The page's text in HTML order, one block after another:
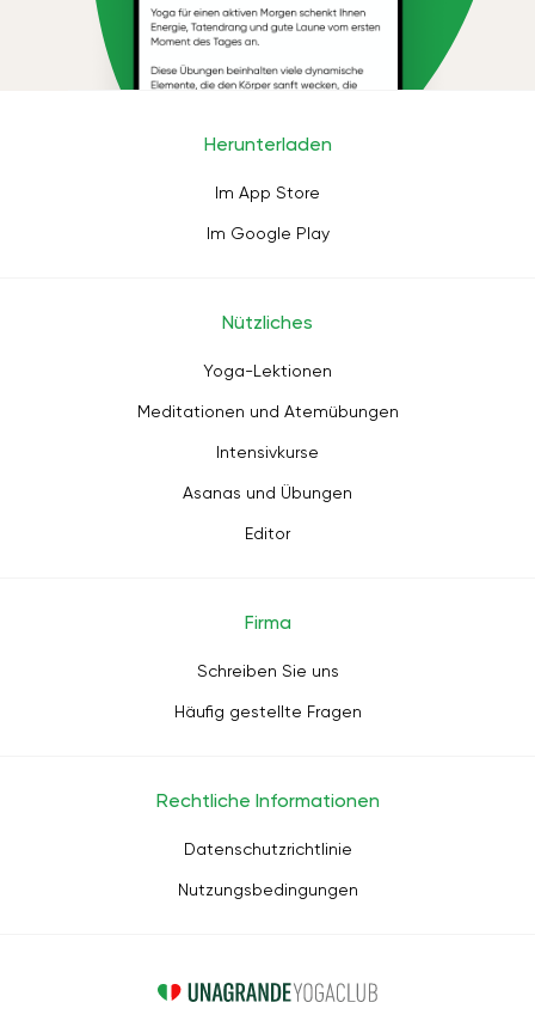
Herunterladen
Im App Store
Im Google Play
Nützliches
Yoga-Lektionen
Meditationen und Atemübungen
Intensivkurse
Asanas und Übungen
Editor
Firma
Schreiben Sie uns
Häufig gestellte Fragen
Rechtliche Informationen
Datenschutzrichtlinie
Nutzungsbedingungen